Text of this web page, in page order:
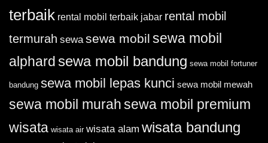
terbaik rental mobil terbaik jabar rental mobil
termurah sewa sewa mobil sewa mobil
alphard sewa mobil bandung sewa mobil fortuner
bandung sewa mobil lepas kunci sewa mobil mewah
sewa mobil murahsewa mobil premium
wisata wisata air wisata alam wisata bandung